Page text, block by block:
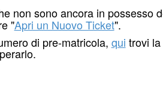
non sono ancora in possesso
"Apri un Nuovo Ticket".
di pre-matricola, qui trovi